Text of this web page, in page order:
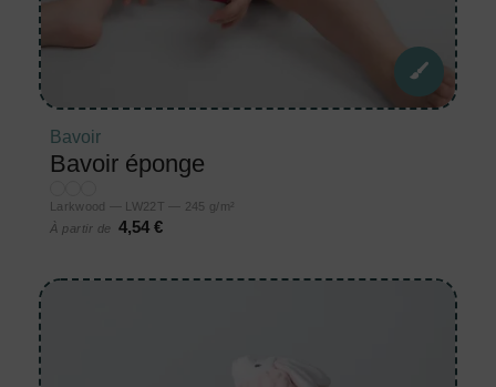
Bavoir
Bavoir éponge
Larkwood — LW22T — 245 g/m²
À partir de
4,54 €